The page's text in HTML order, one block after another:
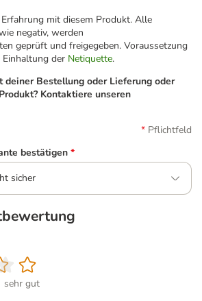
mit diesem Produkt. Alle
negativ, werden
geprüft und freigegeben. Voraussetzung
der Netiquette.
deiner Bestellung oder Lieferung oder
Kontaktiere unseren
Pflichtfeld
bestätigen *
sicher
sehr gut